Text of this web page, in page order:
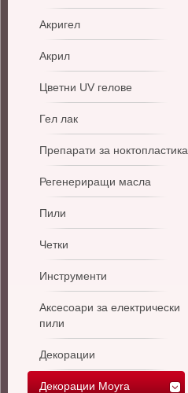
Акригел
Акрил
Цветни UV гелове
Гел лак
Препарати за ноктопластика
Регенериращи масла
Пили
Четки
Инструменти
Аксесоари за електрически
пили
Декорации
Декорации Moyra